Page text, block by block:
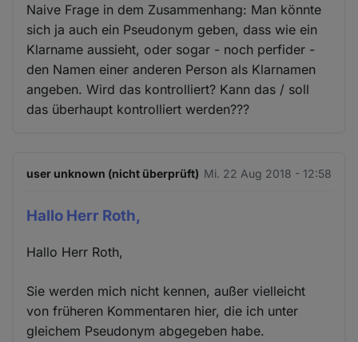
Naive Frage in dem Zusammenhang: Man könnte
sich ja auch ein Pseudonym geben, dass wie ein
Klarname aussieht, oder sogar - noch perfider -
den Namen einer anderen Person als Klarnamen
angeben. Wird das kontrolliert? Kann das / soll
das überhaupt kontrolliert werden???
user unknown (nicht überprüft) Mi. 22 Aug 2018 - 12:58
Hallo Herr Roth,
Hallo Herr Roth,
Sie werden mich nicht kennen, außer vielleicht
von früheren Kommentaren hier, die ich unter
gleichem Pseudonym abgegeben habe.